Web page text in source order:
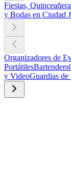
Fiestas,
y Bodas en Ciudad
Organizadores de
PortátilesBartenders
y VideoGuardias de